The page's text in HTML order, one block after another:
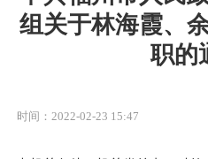
组关于林海霞、
职的
时间：2022-02-23 15:47